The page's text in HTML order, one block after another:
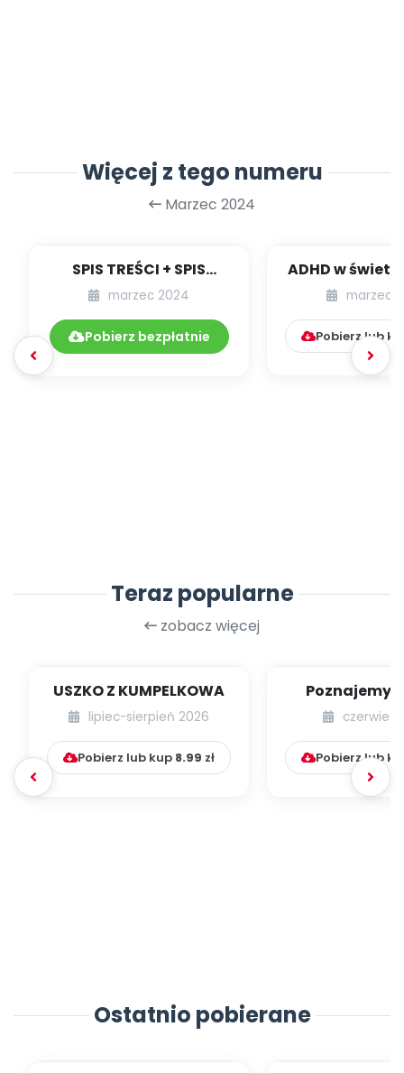
Więcej z tego numeru
Marzec 2024
SPIS TREŚCI + SPIS
POMOCY
03.270/2024
marzec 2024
Pobierz bezpłatnie
ADHD w
badań –
marzec
Pobierz lub
Teraz popularne
zobacz więcej
USZKO Z KUMPELKOWA
lipiec-sierpień 2026
Pobierz lub kup 8.99 zł
Poznajemy
czerwiec
Pobierz lub
Ostatnio pobierane